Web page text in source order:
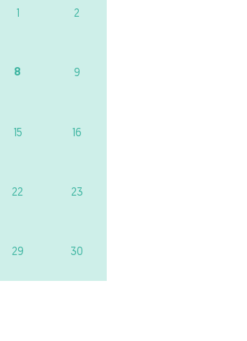
1 2
8 9
15 16
22 23
29 30